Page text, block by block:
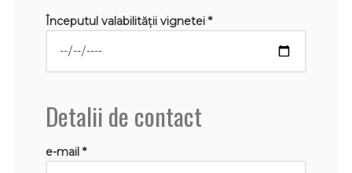
Începutul valabilităţii vignetei *
Detalii de contact
e-mail *